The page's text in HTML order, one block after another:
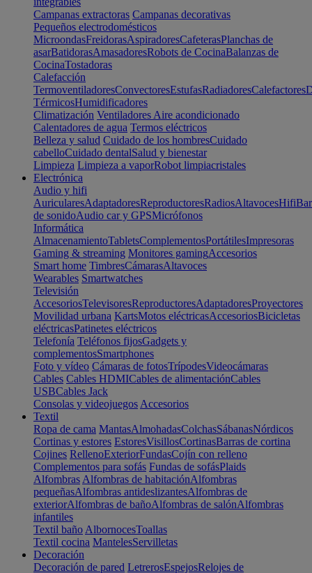
Campanas extractoras Campanas decorativas
Pequeños electrodomésticos
MicroondasFreidorasAspiradoresCafeterasPlanchas de
asarBatidorasAmasadoresRobots de CocinaBalanzas de
CocinaTostadoras
Calefacción
TermoventiladoresConvectoresEstufasRadiadoresCalefactores
TérmicosHumidificadores
Climatización Ventiladores Aire acondicionado
Calentadores de agua Termos eléctricos
Belleza y salud Cuidado de los hombresCuidado
cabelloCuidado dentalSalud y bienestar
Limpieza Limpieza a vaporRobot limpiacristales
Electrónica
Audio y hifi
AuricularesAdaptadoresReproductoresRadiosAltavocesHifi
de sonidoAudio car y GPSMicrófonos
Informática
AlmacenamientoTabletsComplementosPortátilesImpresoras
Gaming & streaming Monitores gamingAccesorios
Smart home TimbresCámarasAltavoces
Wearables Smartwatches
Televisión
AccesoriosTelevisoresReproductoresAdaptadoresProyectores
Movilidad urbana KartsMotos eléctricasAccesoriosBicicletas
eléctricasPatinetes eléctricos
Telefonía Teléfonos fijosGadgets y
complementosSmartphones
Foto y vídeo Cámaras de fotosTrípodesVideocámaras
Cables Cables HDMICables de alimentaciónCables
USBCables Jack
Consolas y videojuegos Accesorios
Textil
Ropa de cama MantasAlmohadasColchasSábanasNórdicos
Cortinas y estores EstoresVisillosCortinasBarras de cortina
Cojines RellenoExteriorFundasCojín con relleno
Complementos para sofás Fundas de sofásPlaids
Alfombras Alfombras de habitaciónAlfombras
pequeñasAlfombras antideslizantesAlfombras de
exteriorAlfombras de bañoAlfombras de salónAlfombras
infantiles
Textil baño AlbornocesToallas
Textil cocina MantelesServilletas
Decoración
Decoración de pared LetrerosEspejosRelojes de